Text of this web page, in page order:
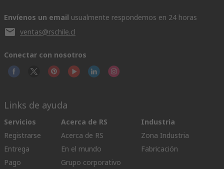
Envíenos un email usualmente respondemos en 24 horas
ventas@rschile.cl
Conectar con nosotros
Links de ayuda
Servicios
Registrarse
Entrega
Pago
Acerca de RS
Acerca de RS
En el mundo
Grupo corporativo
Industria
Zona Industria
Fabricación